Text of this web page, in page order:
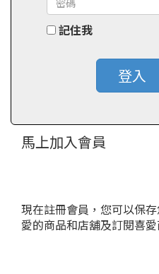
記住我
登入
馬上加入會員
現在註冊會員，您可以保
愛的商品和店舖及訂閱喜